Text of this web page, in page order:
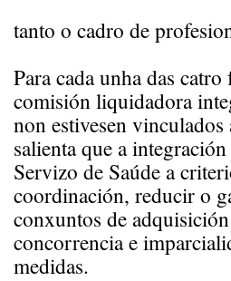
tanto o cadro de
Para cada unha das
comisión liquidadora
non estivesen
salienta que a
Servizo de Saúde a
coordinación, reducir o
conxuntos de
concorrencia e
medidas.